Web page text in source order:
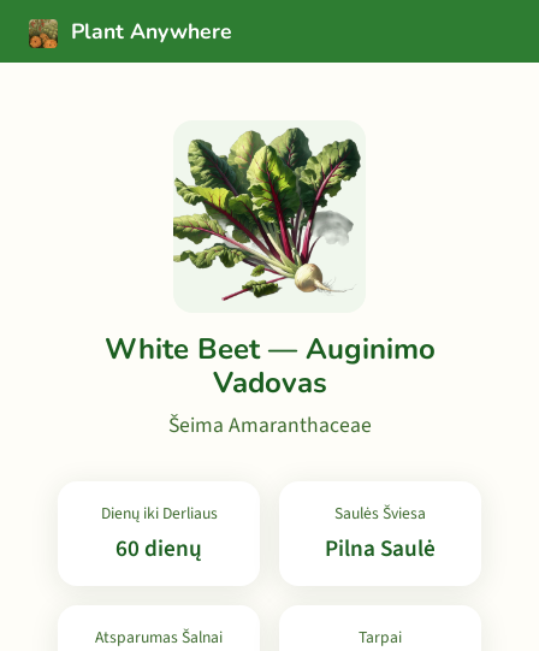
Plant Anywhere
White Beet — Auginimo
Vadovas
Šeima Amaranthaceae
Dienų iki Derliaus
60 dienų
Saulės Šviesa
Pilna Saulė
Atsparumas Šalnai Tarpai